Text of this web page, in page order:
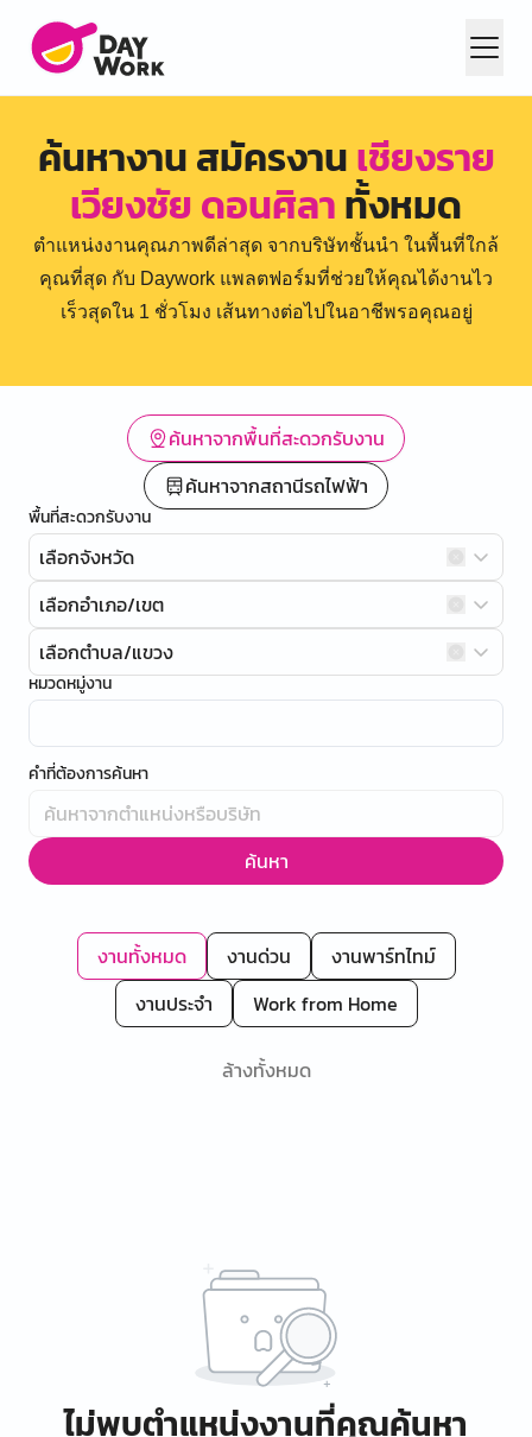
ค้นหางาน สมัครงานเชียงราย
เวียงชัย ดอนศิลาทั้งหมด
ตำแหน่งงานคุณภาพดีล่าสุด จากบริษัทชั้นนำ ในพื้นที่ใกล้
คุณที่สุด กับ Daywork แพลตฟอร์มที่ช่วยให้คุณได้งานไว
เร็วสุดใน 1 ชั่วโมง เส้นทางต่อไปในอาชีพรอคุณอยู่
ค้นหาจากพื้นที่สะดวกรับงาน
ค้นหาจากสถานีรถไฟฟ้า
พื้นที่สะดวกรับงาน
เลือกจังหวัด
เลือกอำเภอ/เขต
เลือกตำบล/แขวง
หมวดหมู่งาน
คำที่ต้องการค้นหา
ค้นหา
งานทั้งหมด งานด่วน
งานพาร์ทไทม์
งานประจำ
Work from Home
ล้างทั้งหมด
ไม่พบตำแหน่งงานที่คุณค้นหา